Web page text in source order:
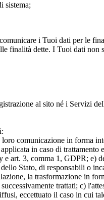
sistema;
i Tuoi dati per le
finalità dette. I Tuoi dati non
al sito né i Servizi
loro comunicazione in forma
in caso di
art. 3, comma 1, GDPR; e)
Stato, di responsabili o
la trasformazione in
trattati; c)
eccettuato il caso in cui